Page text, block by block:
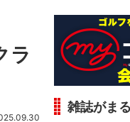
ラ
雑誌がま